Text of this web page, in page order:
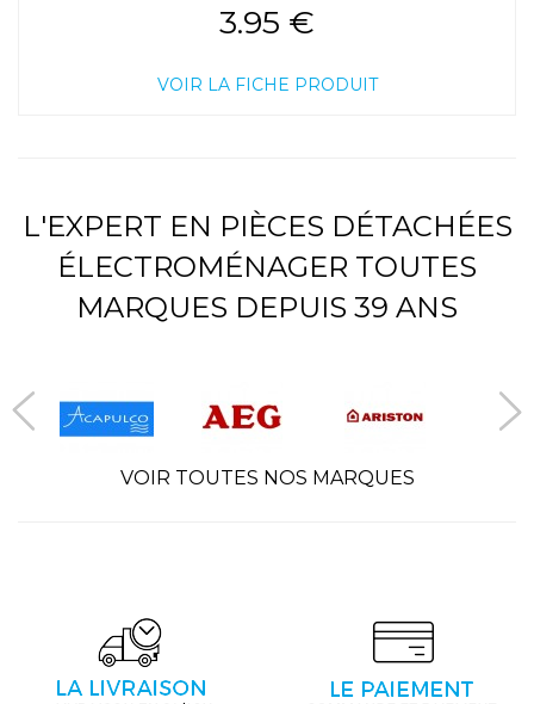
3.95 €
VOIR LA FICHE PRODUIT
L'EXPERT EN PIÈCES DÉTACHÉES
ÉLECTROMÉNAGER TOUTES
MARQUES DEPUIS 39 ANS
VOIR TOUTES NOS MARQUES